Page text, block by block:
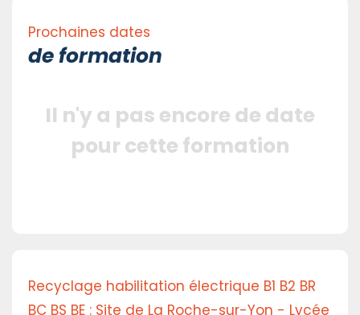
Prochaines dates
de formation
Il n'y a pas encore de date
pour cette formation
Recyclage habilitation électrique B1 B2 BR
BC BS BE : Site de La Roche-sur-Yon - Lycée